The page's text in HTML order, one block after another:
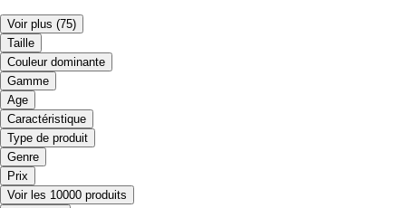
Voir plus (75)
Taille
Couleur dominante
Gamme
Age
Caractéristique
Type de produit
Genre
Prix
Voir les 10000 produits